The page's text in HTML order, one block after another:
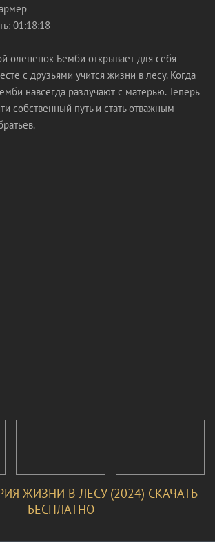
01:18:18
олененок Бемби открывает для себя
с друзьями учится жизни в лесу. Когда
навсегда разлучают с матерью. Теперь
собственный путь и стать отважным
ЖИЗНИ В ЛЕСУ (2024) СКАЧАТЬ
БЕСПЛАТНО